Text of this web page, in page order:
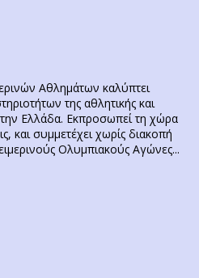
Αθλημάτων καλύπτει
της αθλητικής και
Ελλάδα. Εκπροσωπεί τη χώρα
και συμμετέχει χωρίς διακοπή
Ολυμπιακούς Αγώνες...